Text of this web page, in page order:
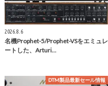
2026.8.6
名機Prophet-5/Prophet-VSをエミュレ
ートした、Arturi…
DTM製品最新セール情報